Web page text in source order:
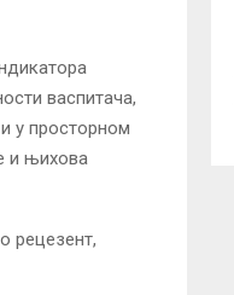
васпитача,
у просторном
и њихова
рецезент,